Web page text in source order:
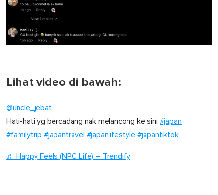
Lihat video di bawah:
@uncle_jebat
Hati-hati yg bercadang nak melancong ke sini #japan
#familytrip #japantravel #japanlifestyle #japantiktok
♬ Happy Feels (NPC Life) – Trendify